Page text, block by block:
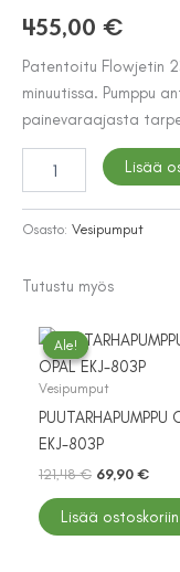
455,00 €
Patentoitu Flowjetin
minuutissa. Pumppu
painevaraajasta
Vesipumppu
Sensor-
230V
Lisää
Osasto: Vesipumput
Tutustu myös
Ale!
Ale!
Vesipumput
PUUTARHAPUMPPU
EKJ-803P
121,48€ Alkuperäinen
oli:
69,90 €
on:
Lisää ostoskoriin